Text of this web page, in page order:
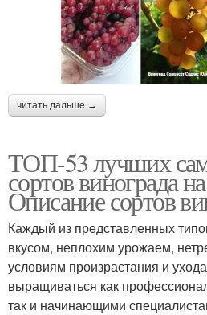
читать дальше →
ТОП-53 лучших
сортов винограда
Описание сортов
Каждый из представленных
вкусом, неплохим урожаем,
условиям произрастания и
выращиваться как
так и начинающими